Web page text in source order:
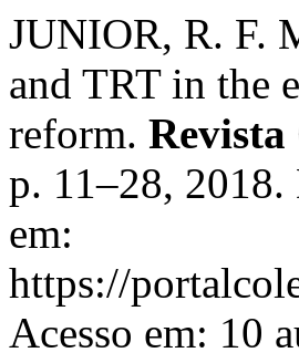
JUNIOR, R. F.
and TRT in the
reform.
p. 11–28,
em:
https://
Acesso em: 10